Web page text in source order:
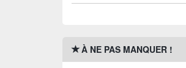
À NE PAS MANQUER !